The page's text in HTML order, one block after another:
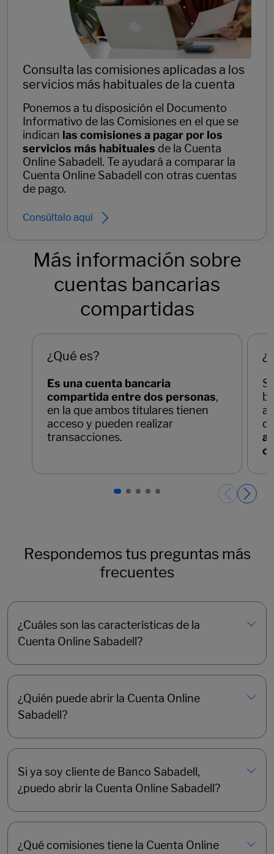
Consulta las comisiones aplicadas a los
servicios más habituales de la cuenta
Ponemos a tu disposición el Documento
Informativo de las Comisiones en el que se
indican las comisiones a pagar por los
servicios más habituales de la Cuenta
Online Sabadell. Te ayudará a comparar la
Cuenta Online Sabadell con otras cuentas
de pago.
Consúltalo aquí
Más información sobre
cuentas bancarias
compartidas
¿Qué es?
Es una cuenta bancaria
compartida entre dos personas,
en la que ambos titulares tienen
acceso y pueden realizar
transacciones.
Respondemos tus preguntas más
frecuentes
¿Cuáles son las características de la
Cuenta Online Sabadell?
¿Quién puede abrir la Cuenta Online
Sabadell?
Si ya soy cliente de Banco Sabadell,
¿puedo abrir la Cuenta Online Sabadell?
¿Qué comisiones tiene la Cuenta Online